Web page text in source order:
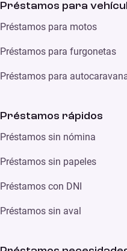
Préstamos para
Préstamos para motos
Préstamos para furgonetas
Préstamos para
Préstamos rápidos
Préstamos sin nómina
Préstamos sin papeles
Préstamos con DNI
Préstamos sin aval